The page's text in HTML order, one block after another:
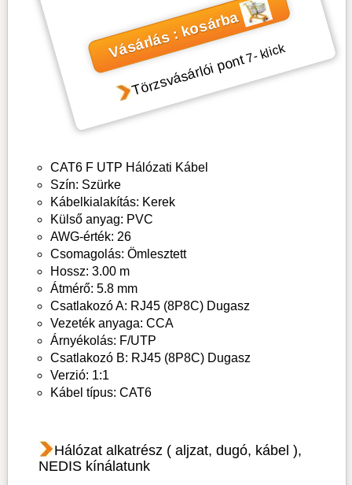
Vásárlás : kosárba
Törzsvásárlói pont7- klick
CAT6 F UTP Hálózati Kábel
Szín: Szürke
Kábelkialakítás: Kerek
Külső anyag: PVC
AWG-érték: 26
Csomagolás: Ömlesztett
Hossz: 3.00 m
Átmérő: 5.8 mm
Csatlakozó A: RJ45 (8P8C) Dugasz
Vezeték anyaga: CCA
Árnyékolás: F/UTP
Csatlakozó B: RJ45 (8P8C) Dugasz
Verzió: 1:1
Kábel típus: CAT6
Hálózat alkatrész ( aljzat, dugó, kábel ),
NEDIS kínálatunk